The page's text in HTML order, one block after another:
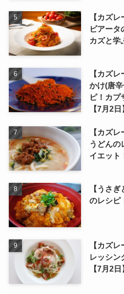
【カズ
ビアータ
カズと学
【カズ
かけ(唐
ピ！カプ
【7月2日
【カズ
うどんの
イエット
【うさ
のレシピ
【カズ
レッシン
【7月2日